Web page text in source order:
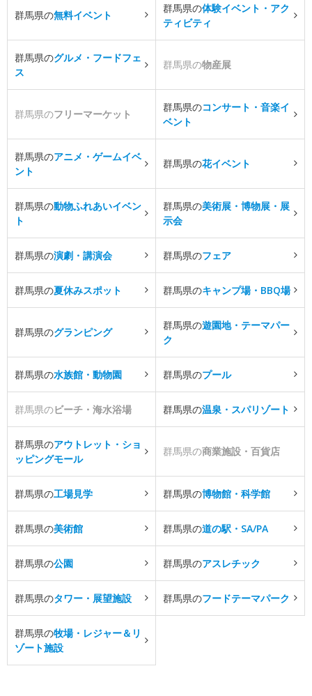
群馬県の無料イベント
群馬県の体験イベント・アク
ティビティ
群馬県のグルメ・フードフェ
ス
群馬県の物産展
群馬県のフリーマーケット
群馬県のコンサート・音楽イ
ベント
群馬県のアニメ・ゲームイベ
ント
群馬県の花イベント
群馬県の動物ふれあいイベン
ト
群馬県の美術展・博物展・展
示会
群馬県の演劇・講演会 群馬県のフェア
群馬県の夏休みスポット 群馬県のキャンプ場・BBQ場
群馬県のグランピング
群馬県の遊園地・テーマパー
ク
群馬県の水族館・動物園 群馬県のプール
群馬県のビーチ・海水浴場 群馬県の温泉・スパリゾート
群馬県のアウトレット・ショ
ッピングモール
群馬県の商業施設・百貨店
群馬県の工場見学 群馬県の博物館・科学館
群馬県の美術館 群馬県の道の駅・SA/PA
群馬県の公園 群馬県のアスレチック
群馬県のタワー・展望施設 群馬県のフードテーマパーク
群馬県の牧場・レジャー＆リ
ゾート施設